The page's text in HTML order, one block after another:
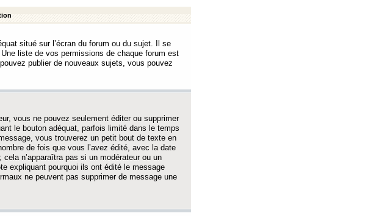
situé sur l’écran du forum ou du sujet. Il se
liste de vos permissions de chaque forum est
publier de nouveaux sujets, vous pouvez
vous ne pouvez seulement éditer ou supprimer
le bouton adéquat, parfois limité dans le temps
vous trouverez un petit bout de texte en
de fois que vous l’avez édité, avec la date
cela n’apparaîtra pas si un modérateur ou un
expliquant pourquoi ils ont édité le message
ne peuvent pas supprimer de message une